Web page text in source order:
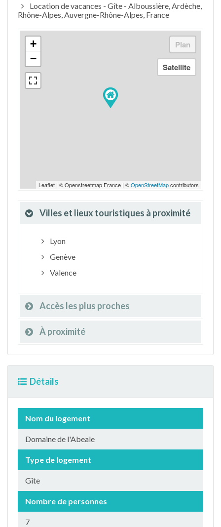
Location de vacances - Gîte - Alboussière, Ardèche,
Rhône-Alpes, Auvergne-Rhône-Alpes, France
+
−
Leaflet | © Openstreetmap France | ©OpenStreetMapcontributors
Villes et lieux touristiques à proximité
Lyon
Genève
Valence
Accès les plus proches
À proximité
Détails
Nom du logement
Domaine de l'Abeale
Type de logement
Gîte
Nombre de personnes
7